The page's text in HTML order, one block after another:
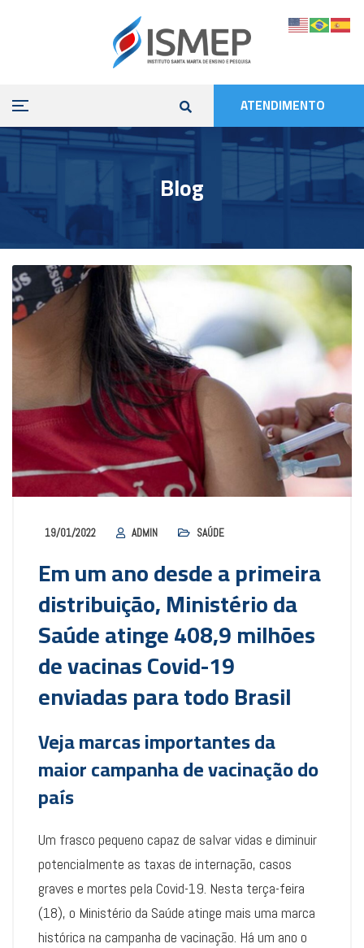
ATENDIMENTO
Blog
19/01/2022 ADMIN SAÚDE
Em um ano desde a primeira
distribuição, Ministério da
Saúde atinge 408,9 milhões
de vacinas Covid-19
enviadas para todo Brasil
Veja marcas importantes da
maior campanha de vacinação do
país
Um frasco pequeno capaz de salvar vidas e diminuir
potencialmente as taxas de internação, casos
graves e mortes pela Covid-19. Nesta terça-feira
(18), o Ministério da Saúde atinge mais uma marca
histórica na campanha de vacinação. Há um ano o